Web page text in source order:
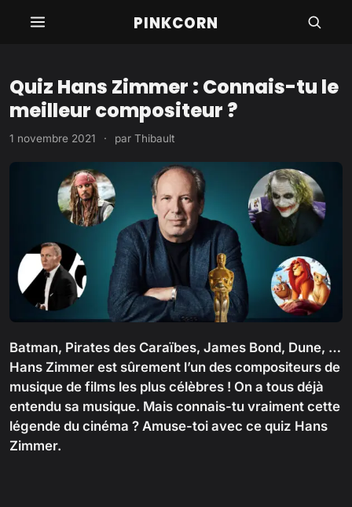
PINKCORN
Quiz Hans Zimmer : Connais-tu le
meilleur compositeur ?
1 novembre 2021 · par Thibault
Batman, Pirates des Caraïbes, James Bond, Dune, …
Hans Zimmer est sûrement l’un des compositeurs de
musique de films les plus célèbres ! On a tous déjà
entendu sa musique. Mais connais-tu vraiment cette
légende du cinéma ? Amuse-toi avec ce quiz Hans
Zimmer.